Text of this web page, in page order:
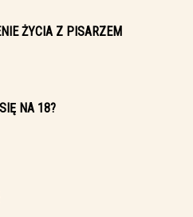
ŻYCIA Z PISARZEM
NA 18?